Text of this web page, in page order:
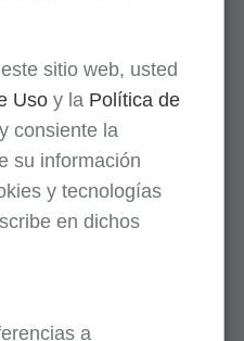
informe de elegibilidad
sitio web, usted
Usoy la Política de
consiente la
su información
y tecnologías
en dichos
a